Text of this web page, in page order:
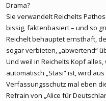
Drama?
Sie verwandelt Reichelts
bissig, faktenbasiert – und so
Reichelt behauptet ernsthaft,
sogar verbieten, „abwertend“
Und weil in Reichelts Kopf
automatisch „Stasi“ ist, wird
Verfassungsschutz mal eben
Refrain von „Alice für